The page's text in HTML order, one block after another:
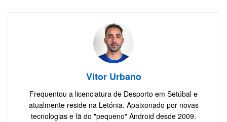
Vitor Urbano
Frequentou a licenciatura de Desporto em Setúbal e
atualmente reside na Letónia. Apaixonado por novas
tecnologias e fã do "pequeno" Android desde 2009.